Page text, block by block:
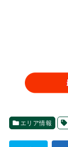
エリア情報